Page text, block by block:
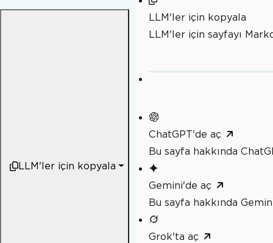
LLM'ler için kopyala
LLM'ler için kopyala
LLM'ler için sayfayı
ChatGPT'de aç
Bu sayfa hakkında
Gemini'de aç
Bu sayfa hakkında
Grok'ta aç